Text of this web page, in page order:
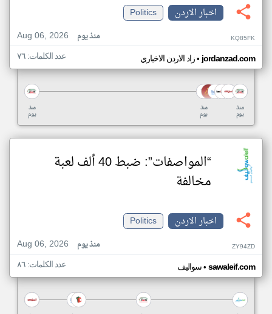
اخبار الاردن
Politics
Aug 06, 2026
منذ يوم KQ85FK
زاد الاردن الاخباري•jordanzad.com عدد الكلمات: ٧٦
منذ
يوم
منذ
يوم
منذ
يوم
“المواصفات”: ضبط 40 ألف لعبة
مخالفة
اخبار الاردن
Politics
Aug 06, 2026
منذ يوم ZY94ZD
سواليف• sawaleif.com عدد الكلمات: ٨٦